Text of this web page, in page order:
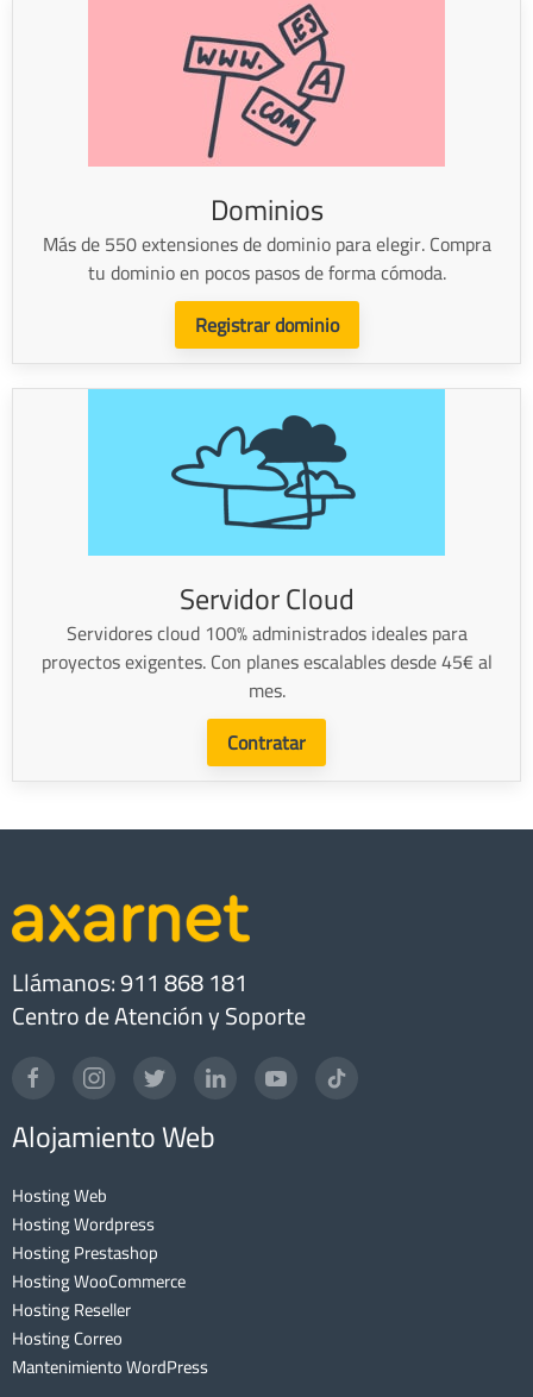
Dominios
Más de 550 extensiones de dominio para elegir. Compra
tu dominio en pocos pasos de forma cómoda.
Registrar dominio
Servidor Cloud
Servidores cloud 100% administrados ideales para
proyectos exigentes. Con planes escalables desde 45€ al
mes.
Contratar
Llámanos: 911 868 181
Centro de Atención y Soporte
Alojamiento Web
Hosting Web
Hosting Wordpress
Hosting Prestashop
Hosting WooCommerce
Hosting Reseller
Hosting Correo
Mantenimiento WordPress